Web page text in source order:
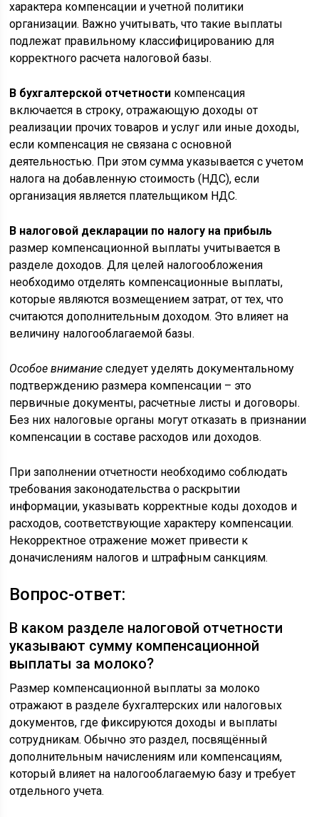
характера компенсации и учетной политики
организации. Важно учитывать, что такие выплаты
подлежат правильному классифицированию для
корректного расчета налоговой базы.
В бухгалтерской отчетности компенсация
включается в строку, отражающую доходы от
реализации прочих товаров и услуг или иные доходы,
если компенсация не связана с основной
деятельностью. При этом сумма указывается с учетом
налога на добавленную стоимость (НДС), если
организация является плательщиком НДС.
В налоговой декларации по налогу на прибыль
размер компенсационной выплаты учитывается в
разделе доходов. Для целей налогообложения
необходимо отделять компенсационные выплаты,
которые являются возмещением затрат, от тех, что
считаются дополнительным доходом. Это влияет на
величину налогооблагаемой базы.
Особое внимание следует уделять документальному
подтверждению размера компенсации – это
первичные документы, расчетные листы и договоры.
Без них налоговые органы могут отказать в признании
компенсации в составе расходов или доходов.
При заполнении отчетности необходимо соблюдать
требования законодательства о раскрытии
информации, указывать корректные коды доходов и
расходов, соответствующие характеру компенсации.
Некорректное отражение может привести к
доначислениям налогов и штрафным санкциям.
Вопрос-ответ:
В каком разделе налоговой отчетности
указывают сумму компенсационной
выплаты за молоко?
Размер компенсационной выплаты за молоко
отражают в разделе бухгалтерских или налоговых
документов, где фиксируются доходы и выплаты
сотрудникам. Обычно это раздел, посвящённый
дополнительным начислениям или компенсациям,
который влияет на налогооблагаемую базу и требует
отдельного учета.